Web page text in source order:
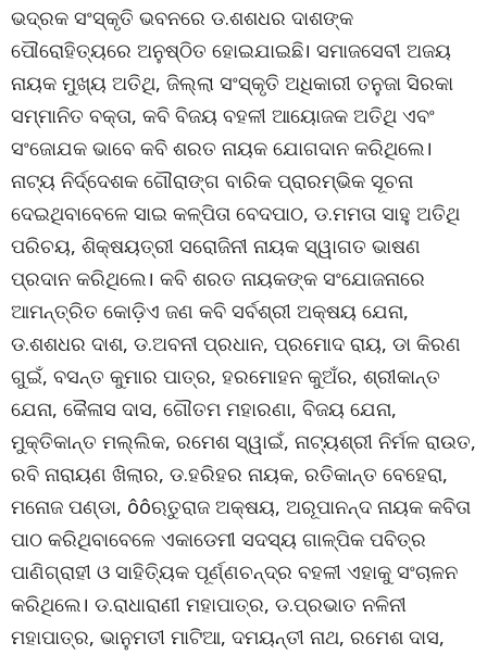
ଭଦ୍ରକ ସଂସ୍କୃତି ଭବନରେ ଡ.ଶଶଧର ଦାଶଙ୍କ
ପୌରୋହିତ୍ୟରେ ଅନୁଷ୍ଠିତ ହୋଇଯାଇଛି। ସମାଜସେବୀ ଅଜୟ
ନାୟକ ମୁଖ୍ୟ ଅତିଥି, ଜିଲ୍ଲା ସଂସ୍କୃତି ଅଧିକାରୀ ତନୁଜା ସିରକା
ସମ୍ମାନିତ ବକ୍ତା, କବି ବିଜୟ ବହଳୀ ଆୟୋଜକ ଅତିଥି ଏବଂ
ସଂଜୋଯକ ଭାବେ କବି ଶରତ ନାୟକ ଯୋଗଦାନ କରିଥିଲେ।
ନାଟ୍ୟ ନିର୍ଦ୍ଦେଶକ ଗୌରାଙ୍ଗ ବାରିକ ପ୍ରାରମ୍ଭିକ ସୂଚନା
ଦେଇଥିବାବେଳେ ସାଇ କଳ୍ପିତା ବେଦପାଠ, ଡ.ମମତା ସାହୁ ଅତିଥି
ପରିଚୟ, ଶିକ୍ଷୟତ୍ରୀ ସରୋଜିନୀ ନାୟକ ସ୍ୱାଗତ ଭାଷଣ
ପ୍ରଦାନ କରିଥିଲେ। କବି ଶରତ ନାୟକଙ୍କ ସଂଯୋଜନାରେ
ଆମନ୍ତ୍ରିତ କୋଡ଼ିଏ ଜଣ କବି ସର୍ବଶ୍ରୀ ଅକ୍ଷୟ ଯେନା,
ଡ.ଶଶଧର ଦାଶ, ଡ.ଅବନୀ ପ୍ରଧାନ, ପ୍ରମୋଦ ରାୟ, ଡା କିରଣ
ଗୁଇଁ, ବସନ୍ତ କୁମାର ପାତ୍ର, ହରମୋହନ କୁଅଁର, ଶ୍ରୀକାନ୍ତ
ଯେନା, କୈଳାସ ଦାସ, ଗୌତମ ମହାରଣା, ବିଜୟ ଯେନା,
ମୁକ୍ତିକାନ୍ତ ମଲ୍ଲିକ, ରମେଶ ସ୍ୱାଇଁ, ନାଟ୍ୟଶ୍ରୀ ନିର୍ମଳ ରାଉତ,
ରବି ନାରାୟଣ ଖିଲାର, ଡ.ହରିହର ନାୟକ, ରତିକାନ୍ତ ବେହେରା,
ମନୋଜ ପଣ୍ଡା, ôôଋତୁରାଜ ଅକ୍ଷୟ, ଅରୂପାନନ୍ଦ ନାୟକ କବିତା
ପାଠ କରିଥିବାବେଳେ ଏକାଡେମୀ ସଦସ୍ୟ ଗାଳ୍ପିକ ପବିତ୍ର
ପାଣିଗ୍ରାହୀ ଓ ସାହିତ୍ୟିକ ପୂର୍ଣ୍ଣଚନ୍ଦ୍ର ବହଳୀ ଏହାକୁ ସଂଚାଳନ
କରିଥିଲେ। ଡ.ରାଧାରାଣୀ ମହାପାତ୍ର, ଡ.ପ୍ରଭାତ ନଳିନୀ
ମହାପାତ୍ର, ଭାନୁମତୀ ମାଟିଆ, ଦମୟନ୍ତୀ ନାଥ, ରମେଶ ଦାସ,